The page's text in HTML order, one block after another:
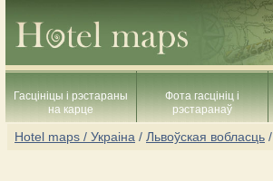
Гасцініцы і рэстараны
на карце
Фота гасцініц і
рэстаранаў
Hotel maps / Украіна / Львоўская вобласць /